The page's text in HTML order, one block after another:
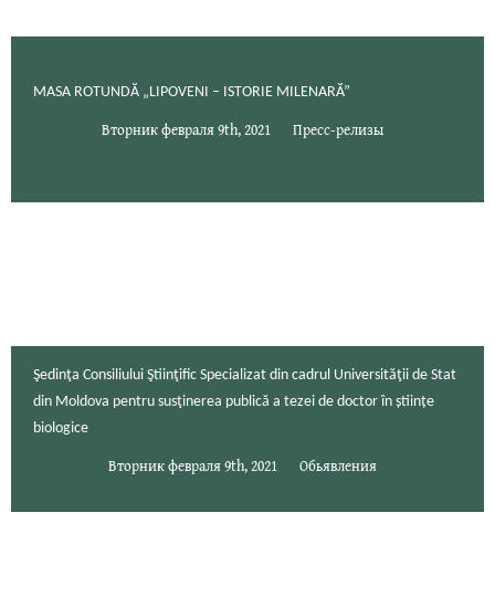
MASA ROTUNDĂ „LIPOVENI – ISTORIE MILENARĂ”
Вторник февраля 9th, 2021 Пресс-релизы
Şedinţa Consiliului Ştiinţific Specializat din cadrul Universităţii de Stat
din Moldova pentru susţinerea publică a tezei de doctor în științe
biologice
Вторник февраля 9th, 2021 Обьявления